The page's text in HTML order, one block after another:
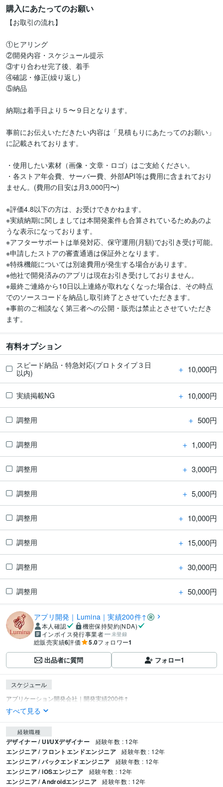
購入にあたってのお願い
【お取引の流れ】
①ヒアリング
②開発内容・スケジュール提示
③すり合わせ完了後、着手
④確認・修正(繰り返し)
⑤納品
納期は着手日より５〜９日となります。
事前にお伝えいただきたい内容は「見積もりにあたってのお願い」
に記載されております。
・使用したい素材（画像・文章・ロゴ）はご支給ください。
・各ストア年会費、サーバー費、外部API等は費用に含まれており
ません。(費用の目安は月3,000円〜)
※評価4.8以下の方は、お受けできかねます。
※実績納期に関しましては本開発案件も合算されているためあのよ
うな表示になっております。
※アフターサポートは単発対応、保守運用(月額)でお引き受け可能。
※申請したストアの審査通過は保証外となります。
※特殊機能については別途費用が発生する場合があります。
※他社で開発済みのアプリは現在お引き受けしておりません。
※最終ご連絡から10日以上連絡が取れなくなった場合は、その時点
でのソースコードを納品し取引終了とさせていただきます。
※事前のご相談なく第三者への公開・販売は禁止とさせていただき
ます。
有料オプション
スピード納品・特急対応(プロトタイプ３日
以内)
＋ 10,000円
実績掲載NG ＋ 10,000円
調整用 ＋ 500円
調整用 ＋ 1,000円
調整用 ＋ 3,000円
調整用 ＋ 5,000円
調整用 ＋ 10,000円
調整用 ＋ 15,000円
調整用 ＋ 30,000円
調整用 ＋ 50,000円
アプリ開発｜Lumina｜実績200件↑
本人確認
機密保持契約(NDA)
インボイス発行事業者
未登録
総販売実績6評価 5.0フォロワー1
出品者に質問 フォロー1
スケジュール
すべて見る
経験職種
デザイナー / UI/UXデザイナー 経験年数 : 12年
エンジニア / フロントエンドエンジニア 経験年数 : 12年
エンジニア / バックエンドエンジニア 経験年数 : 12年
エンジニア / iOSエンジニア 経験年数 : 12年
エンジニア / Androidエンジニア 経験年数 : 12年